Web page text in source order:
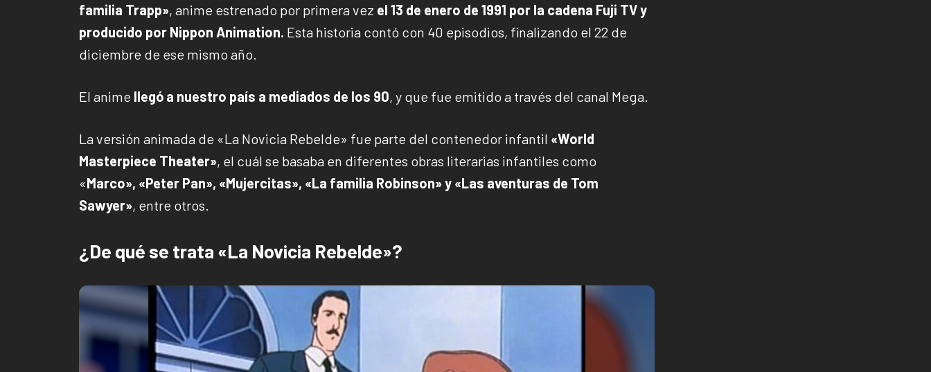
familia Trapp», anime estrenado por primera vez el 13 de enero de 1991 por la cadena Fuji TV y
producido por Nippon Animation. Esta historia contó con 40 episodios, finalizando el 22 de
diciembre de ese mismo año.
El anime llegó a nuestro país a mediados de los 90, y que fue emitido a través del canal Mega.
La versión animada de «La Novicia Rebelde» fue parte del contenedor infantil «World
Masterpiece Theater», el cuál se basaba en diferentes obras literarias infantiles como
«Marco», «Peter Pan», «Mujercitas», «La familia Robinson» y «Las aventuras de Tom
Sawyer», entre otros.
¿De qué se trata «La Novicia Rebelde»?